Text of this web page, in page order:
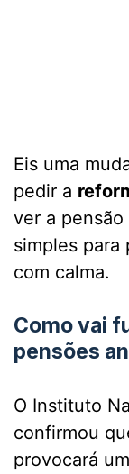
Eis uma
pedir a
ver a
simples
com calma.
Como vai
pensões
O Instituto
confirmou
provocará um